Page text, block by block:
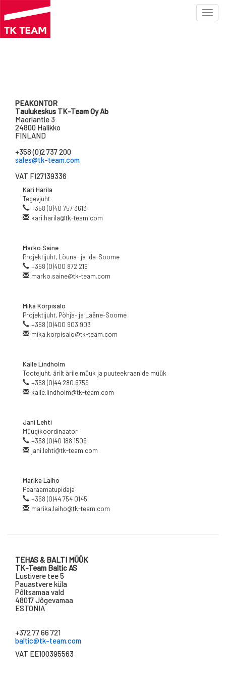
Liigu
PEAKONTOR
Taulukeskus TK-Team Oy Ab
Maorlantie 3
24800 Halikko
FINLAND
+358 (0)2 737 200
sales@tk-team.com
VAT FI27139336
Kari Harila
Tegevjuht
+358 (0)40 757 3613
kari.harila@tk-team.com
Marko Saine
Projektijuht, Lõuna- ja Ida-Soome
+358 (0)400 872 216
marko.saine@tk-team.com
Mika Korpisalo
Projektijuht, Põhja- ja Lääne-Soome
+358 (0)400 903 903
mika.korpisalo@tk-team.com
Kalle Lindholm
Tootejuht, ärilt ärile müük ja puuteekraanide müük
+358 (0)44 280 6759
kalle.lindholm@tk-team.com
Jani Lehti
Müügikoordinaator
+358 (0)40 188 1509
jani.lehti@tk-team.com
Marika Laiho
Pearaamatupidaja
+358 (0)44 754 0145
marika.laiho@tk-team.com
TEHAS & BALTI MÜÜK
TK-Team Baltic AS
Lustivere tee 5
Pauastvere küla
Põltsamaa vald
48017 Jõgevamaa
ESTONIA
+372 77 66 721
baltic@tk-team.com
VAT EE100395563